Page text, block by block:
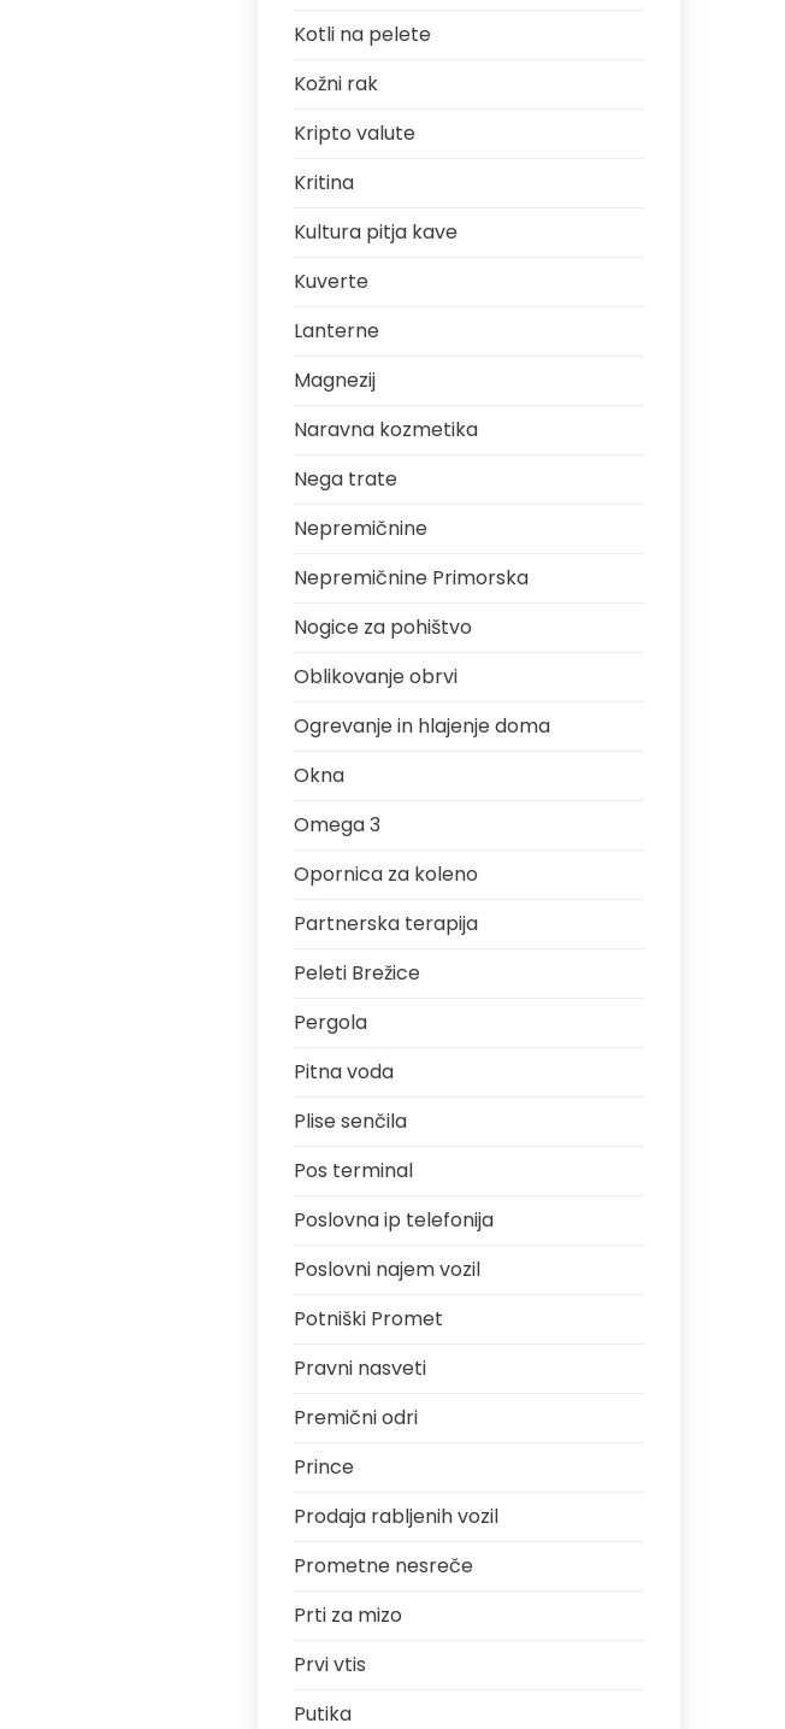
Kotli na pelete
Kožni rak
Kripto valute
Kritina
Kultura pitja kave
Kuverte
Lanterne
Magnezij
Naravna kozmetika
Nega trate
Nepremičnine
Nepremičnine Primorska
Nogice za pohištvo
Oblikovanje obrvi
Ogrevanje in hlajenje doma
Okna
Omega 3
Opornica za koleno
Partnerska terapija
Peleti Brežice
Pergola
Pitna voda
Plise senčila
Pos terminal
Poslovna ip telefonija
Poslovni najem vozil
Potniški Promet
Pravni nasveti
Premični odri
Prince
Prodaja rabljenih vozil
Prometne nesreče
Prti za mizo
Prvi vtis
Putika